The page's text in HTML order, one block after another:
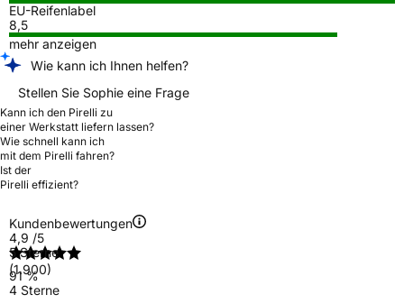
EU-Reifenlabel
8,5
mehr anzeigen
Wie kann ich Ihnen helfen?
Stellen Sie Sophie eine Frage
Kann ich den Pirelli zu
einer Werkstatt liefern lassen?
Wie schnell kann ich
mit dem Pirelli fahren?
Ist der
Pirelli effizient?
Kundenbewertungen
4,9 /5
(1.900)
5 Sterne
91 %
4 Sterne